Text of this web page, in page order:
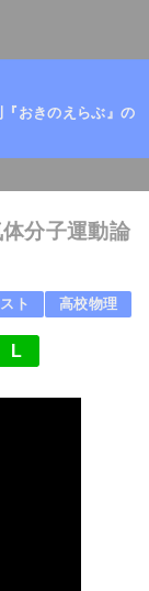
おきのえらぶ』の
分子運動論
ト 高校物理
L